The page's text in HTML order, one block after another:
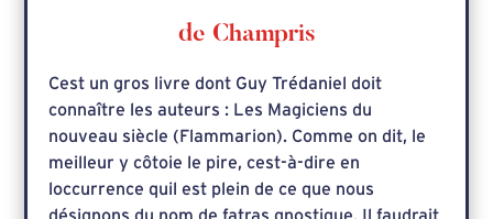
de Champris
Cest un gros livre dont Guy Trédaniel doit
connaître les auteurs : Les Magiciens du
nouveau siècle (Flammarion). Comme on dit, le
meilleur y côtoie le pire, cest-à-dire en
loccurrence quil est plein de ce que nous
désignons du nom de fatras gnostique. Il faudrait